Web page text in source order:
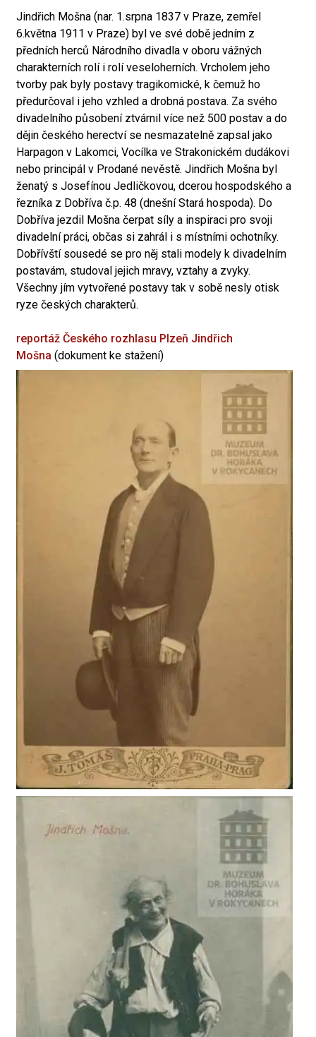
Jindřich Mošna (nar. 1.srpna 1837 v Praze, zemřel
6.května 1911 v Praze) byl ve své době jedním z
předních herců Národního divadla v oboru vážných
charakterních rolí i rolí veseloherních. Vrcholem jeho
tvorby pak byly postavy tragikomické, k čemuž ho
předurčoval i jeho vzhled a drobná postava. Za svého
divadelního působení ztvárnil více než 500 postav a do
dějin českého herectví se nesmazatelně zapsal jako
Harpagon v Lakomci, Vocílka ve Strakonickém dudákovi
nebo principál v Prodané nevěstě. Jindřich Mošna byl
ženatý s Josefínou Jedličkovou, dcerou hospodského a
řezníka z Dobříva č.p. 48 (dnešní Stará hospoda). Do
Dobříva jezdil Mošna čerpat síly a inspiraci pro svoji
divadelní práci, občas si zahrál i s místními ochotníky.
Dobřívští sousedé se pro něj stali modely k divadelním
postavám, studoval jejich mravy, vztahy a zvyky.
Všechny jím vytvořené postavy tak v sobě nesly otisk
ryze českých charakterů.
reportáž Českého rozhlasu Plzeň Jindřich
Mošna (dokument ke stažení)